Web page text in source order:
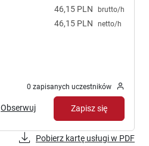
46,15 PLN brutto/h
46,15 PLN netto/h
0 zapisanych uczestników
Obserwuj Zapisz się
Pobierz kartę usługi w PDF